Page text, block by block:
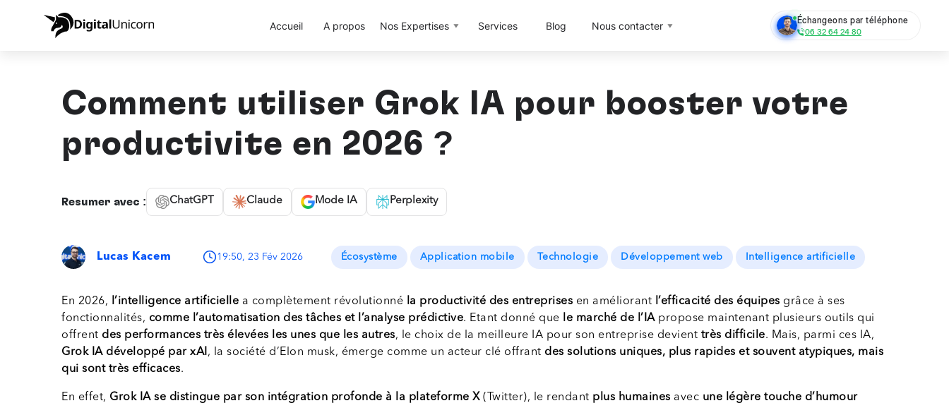
Accueil A propos Nos Expertises Services Blog Nous contacter Échangeons par téléphone
06 32 64 24 80
Comment utiliser Grok IA pour booster votre
productivité en 2026 ?
Résumer avec : ChatGPT Claude Mode IA Perplexity
Lucas Kacem 19:50, 23 Fév 2026 Écosystème Application mobile Technologie Développement web Intelligence artificielle
En 2026, l’intelligence artificielle a complètement révolutionné la productivité des entreprises en améliorant l’efficacité des équipes grâce à ses
fonctionnalités, comme l’automatisation des tâches et l’analyse prédictive. Etant donné que le marché de l’IApropose maintenant plusieurs outils qui
offrent des performances très élevées les unes que les autres, le choix de la meilleure IA pour son entreprise devient très difficile. Mais, parmi ces IA,
Grok IA développé par xAI , la société d’Elon musk, émerge comme un acteur clé offrant des solutions uniques, plus rapides et souvent atypiques, mais
qui sont très efficaces.
En effet, Grok IA se distingue par son intégration profonde à la plateforme X (Twitter), le rendant plus humaines avec une légère touche d’humour